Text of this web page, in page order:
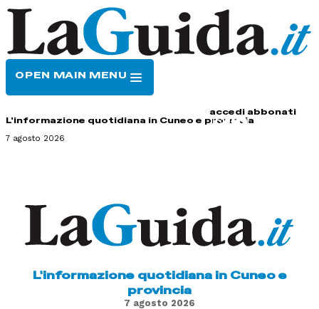
OPEN MAIN MENU
accedi abbonati
L'informazione quotidiana in Cuneo e provincia
7 agosto 2026
L'informazione quotidiana in Cuneo e
provincia
7 agosto 2026